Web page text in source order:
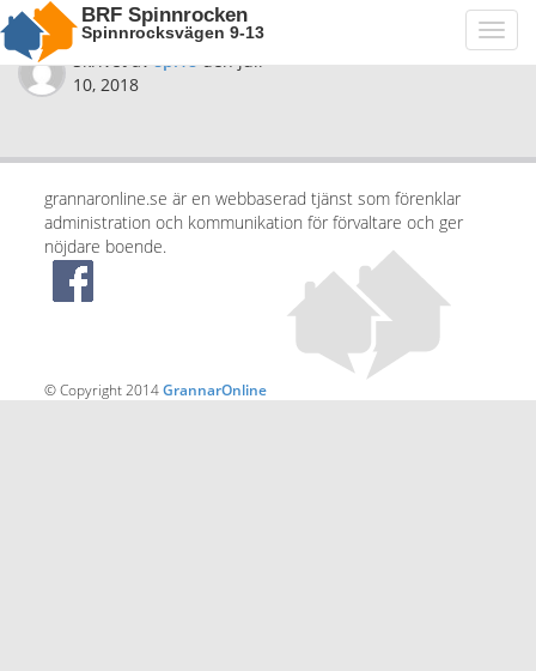
BRF Spinnrocken
Spinnrocksvägen 9-13
Skrivet avspi18denjuli
10, 2018
grannaronline.se är en webbaserad tjänst som förenklar
administration och kommunikation för förvaltare och ger
nöjdare boende.
© Copyright 2014GrannarOnline